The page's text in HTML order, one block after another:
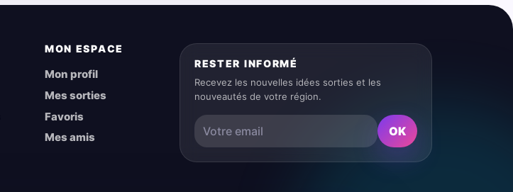
MON ESPACE
Mon profil
Mes sorties
Favoris
Mes amis
RESTER INFORMÉ
Recevez les nouvelles idées sorties et les
nouveautés de votre région.
OK